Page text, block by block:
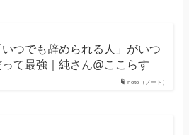
note（ノート）
いつでも辞められる人」がいつ
って最強｜純さん@ここらす